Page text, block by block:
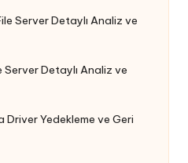
Server Detaylı Analiz ve
Server Detaylı Analiz ve
Driver Yedekleme ve Geri